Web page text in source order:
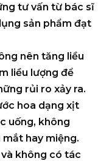
tư vấn từ bác sĩ
sản phẩm đạt
nên tăng liều
liều lượng để
rủi ro xảy ra.
hoa dạng xịt
uống, không
hay miệng.
không có tác